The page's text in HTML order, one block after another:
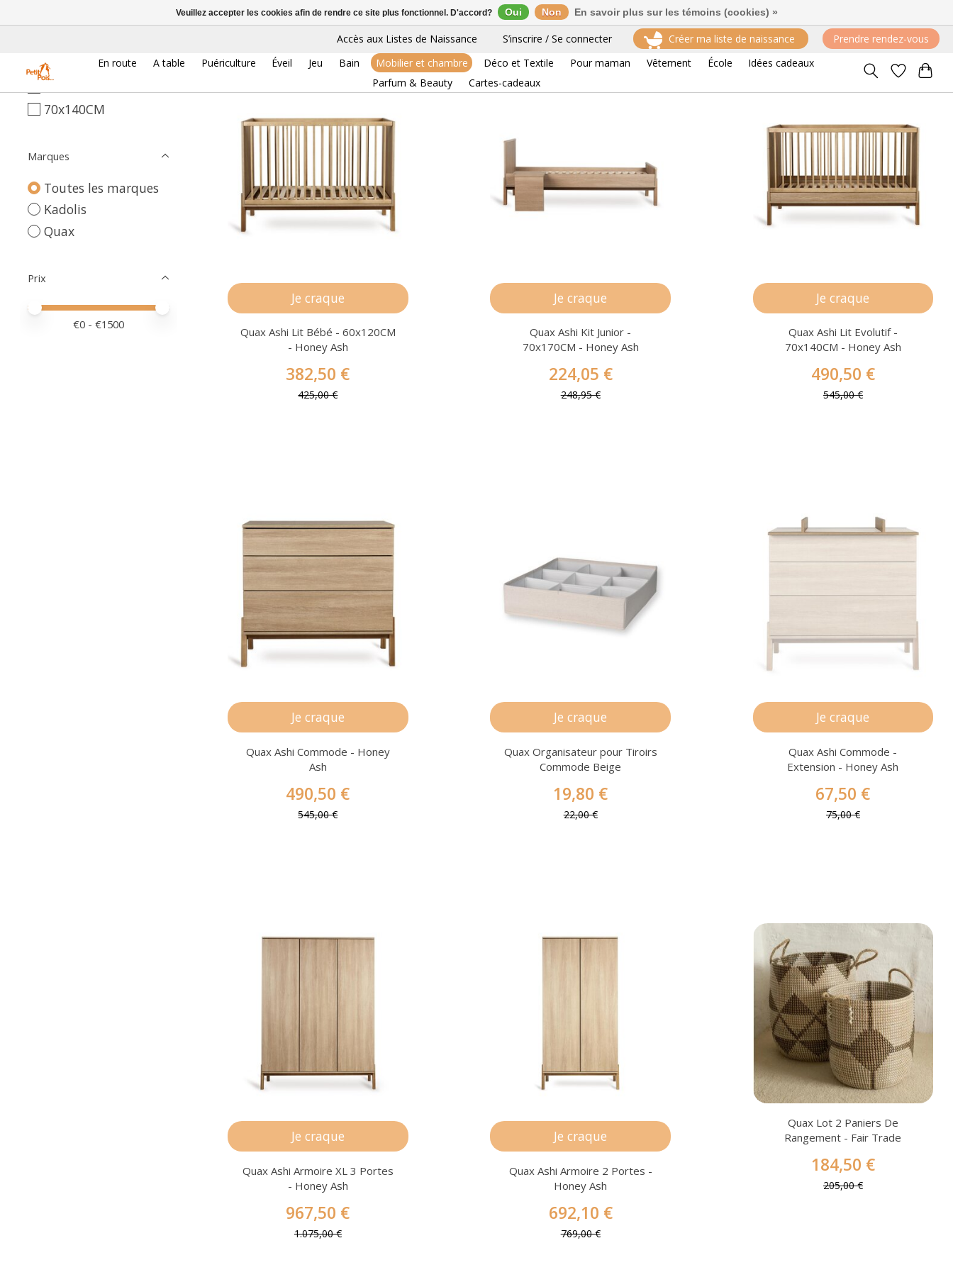
Accès aux Listes de Naissance S’inscrire / Se connecter Créer ma liste de naissance
Prendre rendez-vous
En route
A table Puériculture Éveil Jeu Bain Mobilier et chambre Déco et Textile Pour maman Vêtement École
Idées cadeaux
Parfum & Beauty
Cartes-cadeaux
70x140CM
Marques
Toutes les marques
Kadolis
Quax
Prix
Prix minimum
Price maximum value
€0- €1500
10 produits Trier par Par défaut
Je craque
Quax Ashi Lit Bébé - 60x120CM
- Honey Ash
382,50 €
425,00 €
Je craque
Quax Ashi Kit Junior -
70x170CM - Honey Ash
224,05 €
248,95 €
Je craque
Quax Ashi Lit Evolutif -
70x140CM - Honey Ash
490,50 €
545,00 €
Je craque
Quax Ashi Commode - Honey
Ash
490,50 €
545,00 €
Je craque
Quax Organisateur pour Tiroirs
Commode Beige
19,80 €
22,00 €
Je craque
Quax Ashi Commode -
Extension - Honey Ash
67,50 €
75,00 €
Je craque
Quax Ashi Armoire XL 3 Portes
- Honey Ash
967,50 €
1.075,00 €
Je craque
Quax Ashi Armoire 2 Portes -
Honey Ash
692,10 €
769,00 €
Quax Lot 2 Paniers De
Rangement - Fair Trade
184,50 €
205,00 €
Veuillez accepter les cookies afin de rendre ce site plus fonctionnel. D'accord? Oui Non En savoir plus sur les témoins (cookies) »